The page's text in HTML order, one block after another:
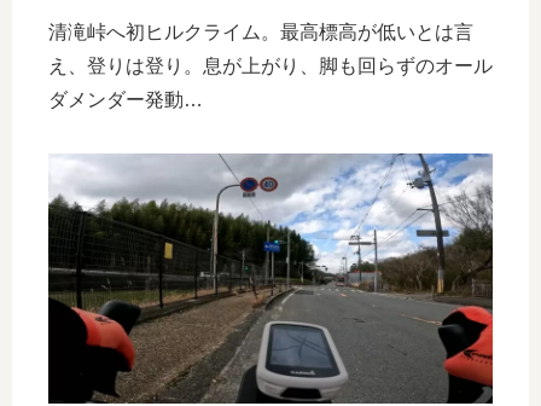
清滝峠へ初ヒルクライム。最高標高が低いとは言
え、登りは登り。息が上がり、脚も回らずのオール
ダメンダー発動…